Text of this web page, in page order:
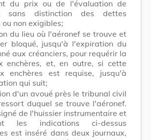
du prix ou de l'évaluation de
sans distinction des dettes
non exigibles;
du lieu où l'aéronef se trouve et
bloqué, jusqu'à l'expiration du
aux créanciers, pour requérir la
enchères, et, en outre, si cette
enchères est requise, jusqu'à
qui suit;
d'un avoué près le tribunal civil
duquel se trouve l'aéronef.
de l'huissier instrumentaire et
les indications ci-dessus
est inséré dans deux journaux,